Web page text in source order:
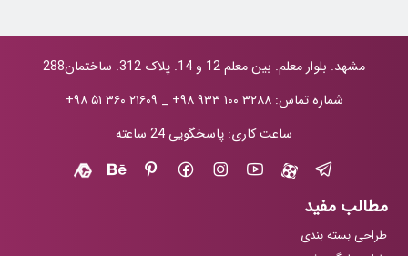
مشهد. بلوار معلم. بین معلم 12 و 14. پلاک 312. ساختمان288
شماره تماس:+۹۸ ۹۳۳ ۱۰۰ ۳۲۸۸ _ +۹۸ ۵۱ ۳۶۰ ۲۱۶۰۹
ساعت کاری: پاسخگویی 24 ساعته
مطالب مفید
طراحی بسته بندی